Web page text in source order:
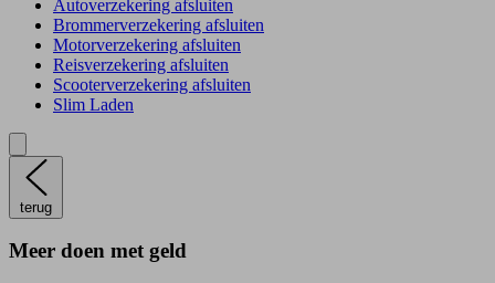
Autoverzekering afsluiten
Brommerverzekering afsluiten
Motorverzekering afsluiten
Reisverzekering afsluiten
Scooterverzekering afsluiten
Slim Laden
terug
Meer doen met geld